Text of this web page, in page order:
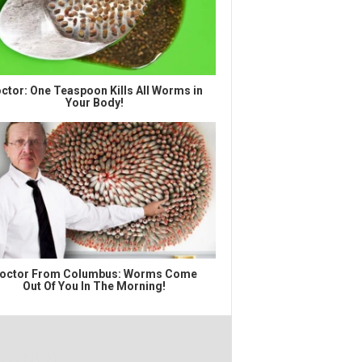
One Teaspoon Kills All Worms in
Your Body!
From Columbus: Worms Come
Out Of You In The Morning!